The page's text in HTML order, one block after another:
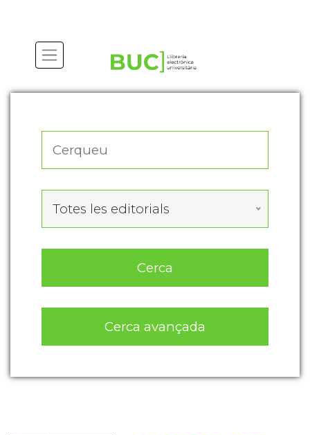
Totes les editorials
Cerca
Cerca avançada